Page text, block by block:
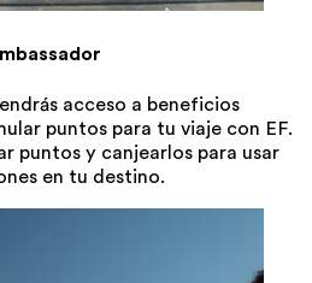
acceso a beneficios
puntos para tu viaje con EF.
puntos y canjearlos para usar
en tu destino.